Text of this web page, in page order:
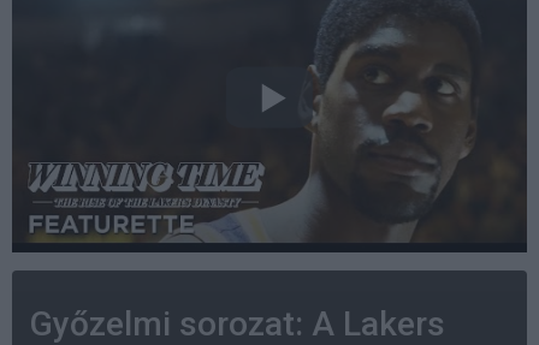
Győzelmi sorozat: A Lakers